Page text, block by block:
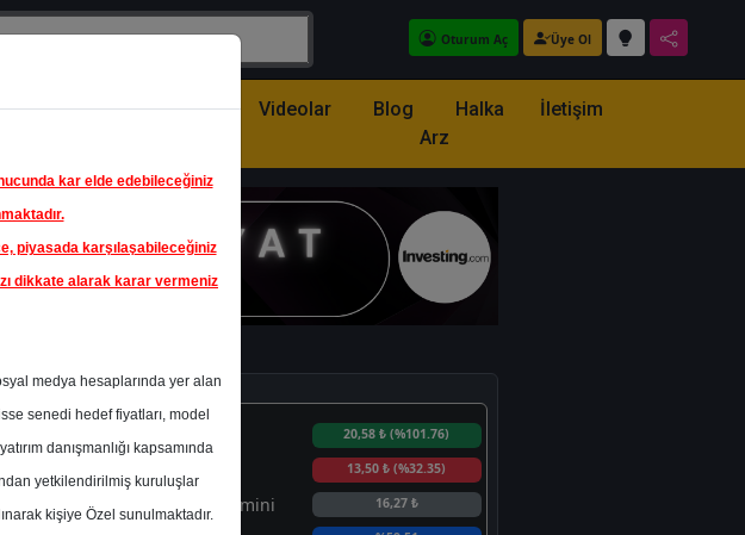
Oturum Aç Üye Ol
Partnerlerimiz Videolar Blog
Halka
Arz
İletişim
En Yüksek Tahmin 20,58 ₺(%101.76)
En Düşük Tahmin 13,50 ₺(%32.35)
Ortalama Fiyat Tahmini 16,27 ₺
kar elde edebileceğiniz
piyasada karşılaşabileceğiniz
dikkate alarak karar vermeniz
medya hesaplarında yer alan
senedi hedef fiyatları, model
danışmanlığı kapsamında
yetkilendirilmiş kuruluşlar
kişiye Özel sunulmaktadır.